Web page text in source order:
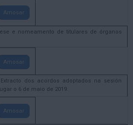
Amosar
Cese e nomeamento de titulares de órganos
Amosar
Extracto dos acordos adoptados na sesión
o 6 de maio de 2019.
Amosar